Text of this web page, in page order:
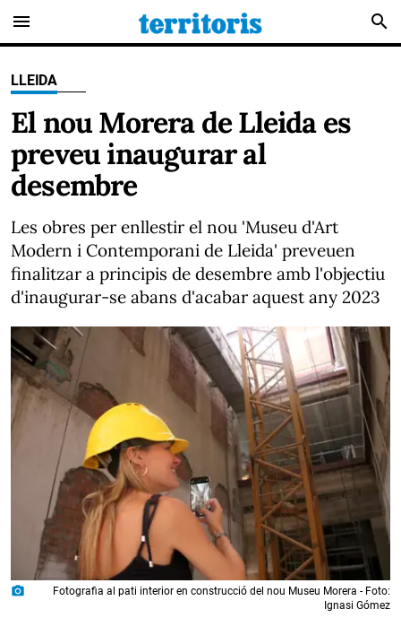
menu search
LLEIDA
El nou Morera de Lleida es
preveu inaugurar al
desembre
Les obres per enllestir el nou 'Museu d'Art
Modern i Contemporani de Lleida' preveuen
finalitzar a principis de desembre amb l'objectiu
d'inaugurar-se abans d'acabar aquest any 2023
photo_camera
Fotografia al pati interior en construcció del nou Museu Morera - Foto:
Ignasi Gómez